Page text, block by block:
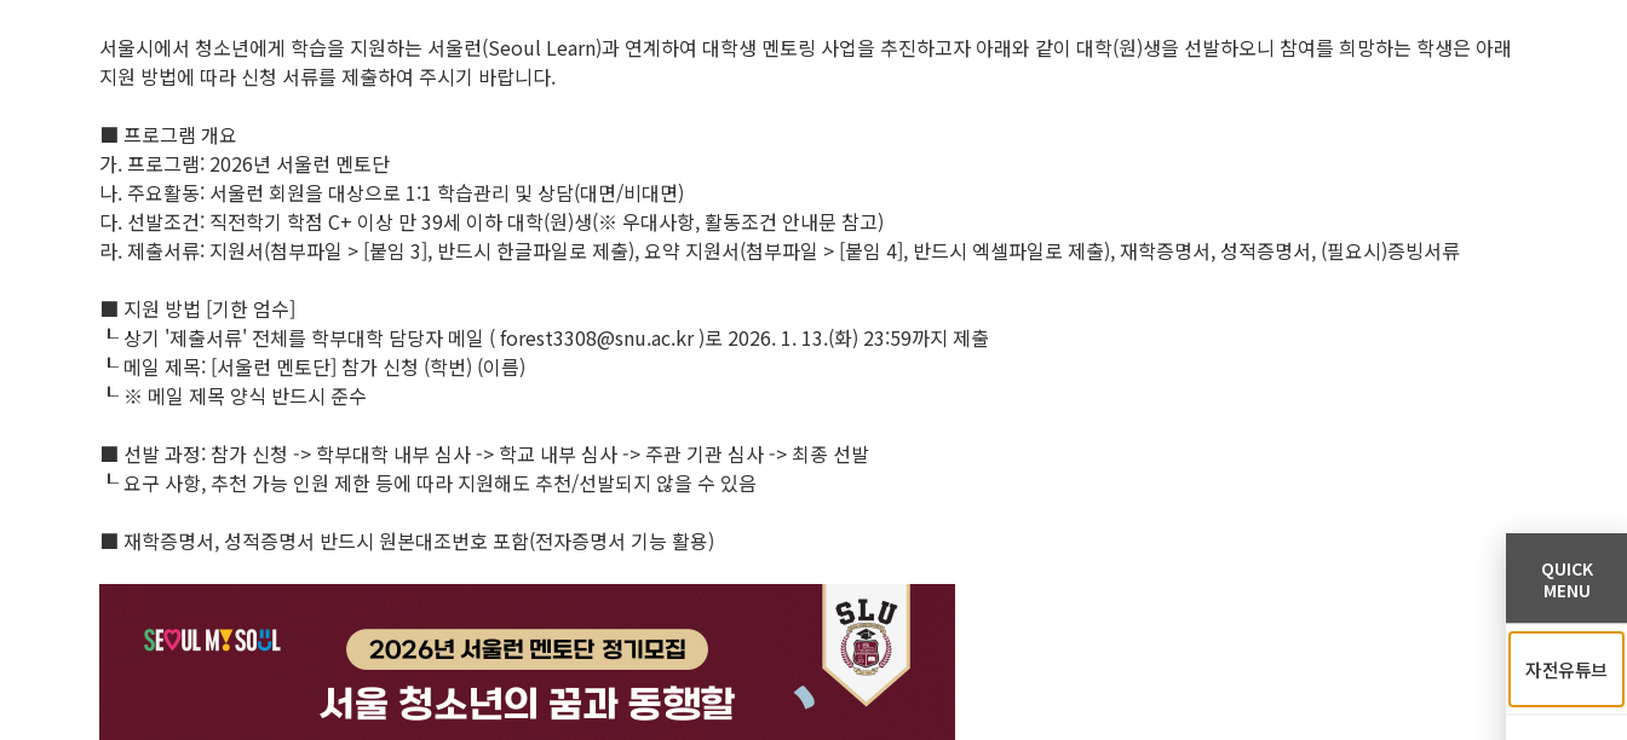
서울시에서 청소년에게 학습을 지원하는 서울런(Seoul Learn)과 연계하여 대학생 멘토링 사업을 추진하고자 아래와 같이 대학(원)생을 선발하오니 참여를 희망하는 학생은 아래
지원 방법에 따라 신청 서류를 제출하여 주시기 바랍니다.
■ 프로그램 개요
가. 프로그램: 2026년 서울런 멘토단
나. 주요활동: 서울런 회원을 대상으로 1:1 학습관리 및 상담(대면/비대면)
다. 선발조건: 직전학기 학점 C+ 이상 만 39세 이하 대학(원)생(※ 우대사항, 활동조건 안내문 참고)
라. 제출서류: 지원서(첨부파일 > [붙임 3], 반드시 한글파일로 제출), 요약 지원서(첨부파일 > [붙임 4], 반드시 엑셀파일로 제출), 재학증명서, 성적증명서, (필요시)증빙서류
■ 지원 방법 [기한 엄수]
┖ 상기 '제출서류' 전체를 학부대학 담당자 메일 ( forest3308@snu.ac.kr )로 2026. 1. 13.(화) 23:59까지 제출
┖ 메일 제목: [서울런 멘토단] 참가 신청 (학번) (이름)
┖ ※ 메일 제목 양식 반드시 준수
■ 선발 과정: 참가 신청 -> 학부대학 내부 심사 -> 학교 내부 심사 -> 주관 기관 심사 -> 최종 선발
┖ 요구 사항, 추천 가능 인원 제한 등에 따라 지원해도 추천/선발되지 않을 수 있음
■ 재학증명서, 성적증명서 반드시 원본대조번호 포함(전자증명서 기능 활용)
QUICK
MENU
자전유튜브